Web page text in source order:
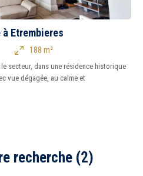
Etrembieres
188 m²
le secteur, dans une résidence historique
vue dégagée, au calme et
recherche (2)